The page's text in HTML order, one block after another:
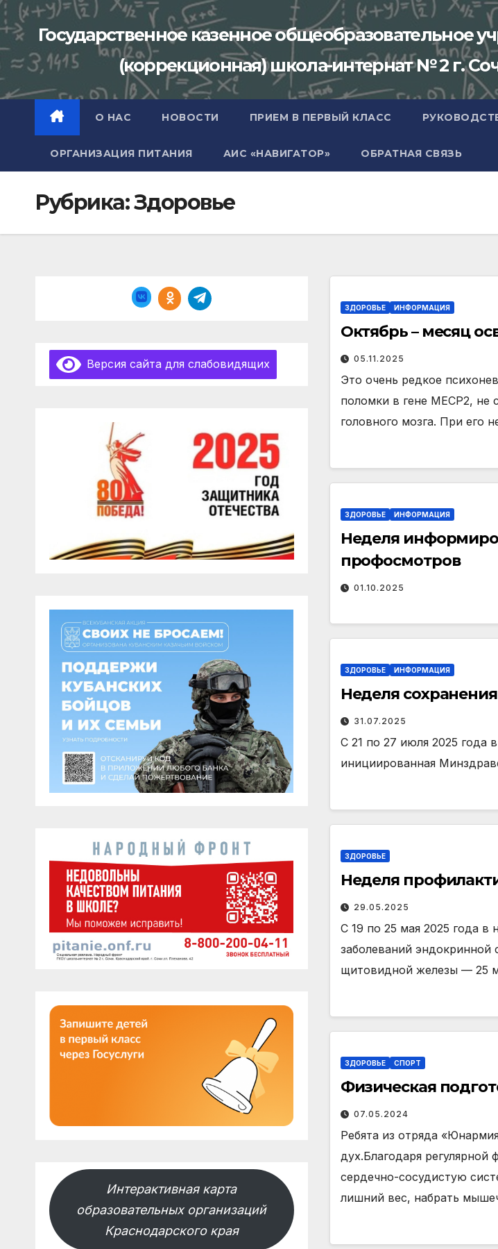
Перейти
к
содержимому
Государственное казенное общеобразовательное
(коррекционная) школа-интернат № 2 г.
О НАС НОВОСТИ ПРИЕМ В ПЕРВЫЙ КЛАСС
ОРГАНИЗАЦИЯ ПИТАНИЯ АИС «НАВИГАТОР» ОБРАТНАЯ СВЯЗЬ
Рубрика:Здоровье
Версия сайта для слабовидящих
Интерактивная карта
образовательных организаций
Краснодарского края
ЗДОРОВЬЕ ИНФОРМАЦИЯ
Октябрь – месяц
05.11.2025
Это очень редкое
поломки в гене МЕСР2, не
головного мозга. При его
ЗДОРОВЬЕ ИНФОРМАЦИЯ
Неделя
профосмотров
01.10.2025
ЗДОРОВЬЕ ИНФОРМАЦИЯ
Неделя
31.07.2025
С 21 по 27 июля 2025 года
инициированная
ЗДОРОВЬЕ
Неделя
29.05.2025
С 19 по 25 мая 2025 года
заболеваний
щитовидной железы — 25
ЗДОРОВЬЕ СПОРТ
Физическая
07.05.2024
Ребята из отряда
дух.Благодаря
сердечно-сосудистую
лишний вес, набрать